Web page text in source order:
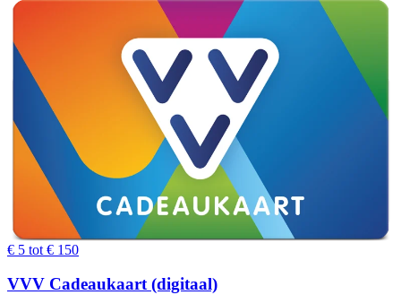
€ 5 tot € 150
VVV Cadeaukaart (digitaal)